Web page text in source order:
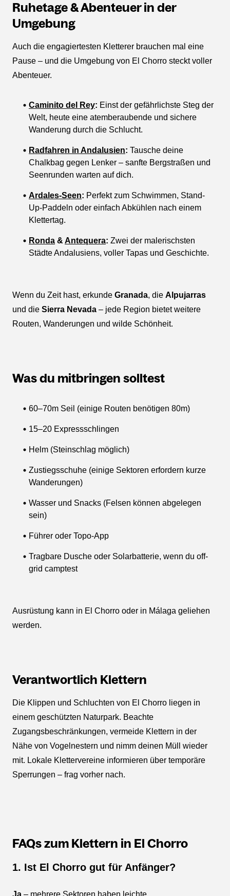
Ruhetage & Abenteuer in der
Umgebung
Auch die engagiertesten Kletterer brauchen mal eine
Pause – und die Umgebung von El Chorro steckt voller
Abenteuer.
Caminito del Rey: Einst der gefährlichste Steg der
Welt, heute eine atemberaubende und sichere
Wanderung durch die Schlucht.
Radfahren in Andalusien: Tausche deine
Chalkbag gegen Lenker – sanfte Bergstraßen und
Seenrunden warten auf dich.
Ardales-Seen: Perfekt zum Schwimmen, Stand-
Up-Paddeln oder einfach Abkühlen nach einem
Klettertag.
Ronda & Antequera: Zwei der malerischsten
Städte Andalusiens, voller Tapas und Geschichte.
Wenn du Zeit hast, erkunde Granada, die Alpujarras
und die Sierra Nevada – jede Region bietet weitere
Routen, Wanderungen und wilde Schönheit.
Was du mitbringen solltest
60–70m Seil (einige Routen benötigen 80m)
15–20 Expressschlingen
Helm (Steinschlag möglich)
Zustiegsschuhe (einige Sektoren erfordern kurze
Wanderungen)
Wasser und Snacks (Felsen können abgelegen
sein)
Führer oder Topo-App
Tragbare Dusche oder Solarbatterie, wenn du off-
grid camptest
Ausrüstung kann in El Chorro oder in Málaga geliehen
werden.
Verantwortlich Klettern
Die Klippen und Schluchten von El Chorro liegen in
einem geschützten Naturpark. Beachte
Zugangsbeschränkungen, vermeide Klettern in der
Nähe von Vogelnestern und nimm deinen Müll wieder
mit. Lokale Klettervereine informieren über temporäre
Sperrungen – frag vorher nach.
FAQs zum Klettern in El Chorro
1. Ist El Chorro gut für Anfänger?
Ja – mehrere Sektoren haben leichte